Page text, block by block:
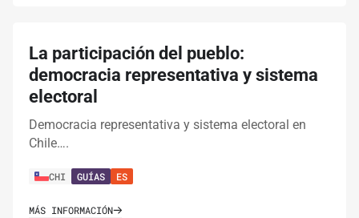
La participación del pueblo:
democracia representativa y sistema
electoral
Democracia representativa y sistema electoral en
Chile….
CHI GUÍAS ES
MÁS INFORMACIÓN